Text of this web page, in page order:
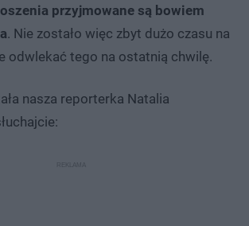
przyjmowane są bowiem
. Nie zostało więc zbyt dużo czasu na
odwlekać tego na ostatnią chwilę.
nasza reporterka Natalia